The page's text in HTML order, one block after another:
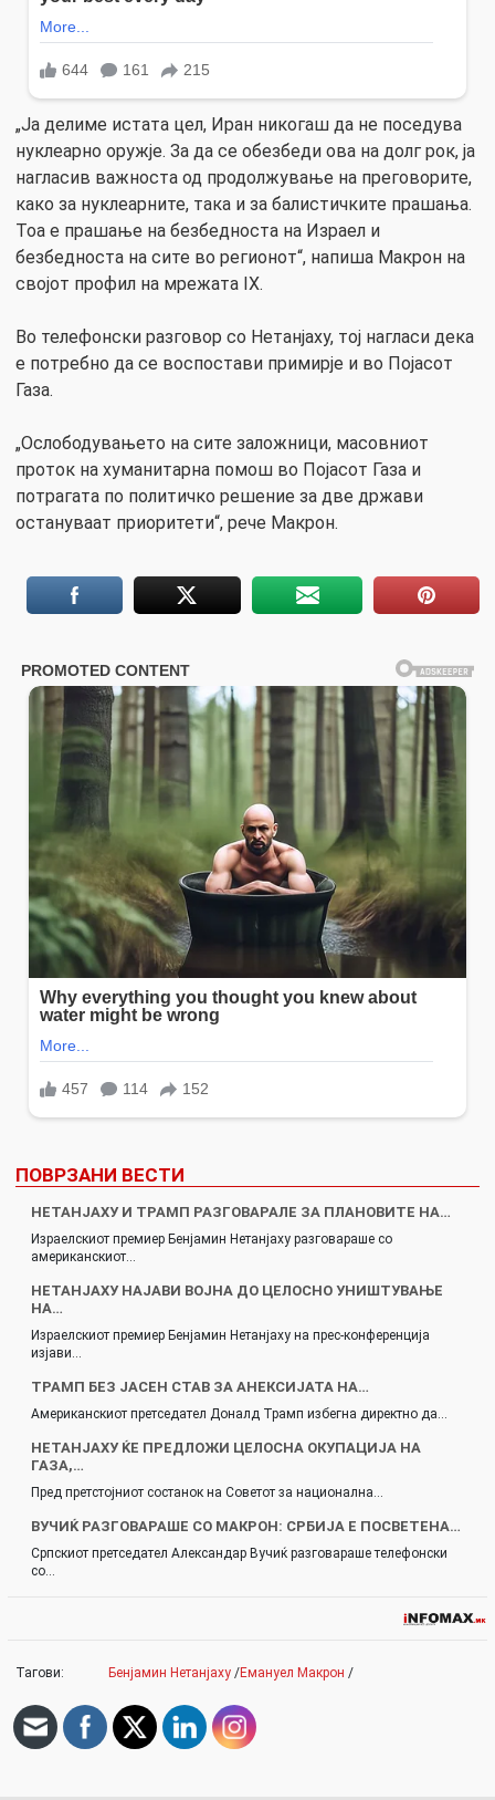
„Ја делиме истата цел, Иран никогаш да не поседува
нуклеарно оружје. За да се обезбеди ова на долг рок, ја
нагласив важноста од продолжување на преговорите,
како за нуклеарните, така и за балистичките прашања.
Тоа е прашање на безбедноста на Израел и
безбедноста на сите во регионот“, напиша Макрон на
својот профил на мрежата IX.
Во телефонски разговор со Нетанјаху, тој нагласи дека
е потребно да се воспостави примирје и во Појасот
Газа.
„Ослободувањето на сите заложници, масовниот
проток на хуманитарна помош во Појасот Газа и
потрагата по политичко решение за две држави
остануваат приоритети“, рече Макрон.
ПОВРЗАНИ ВЕСТИ
НЕТАНЈАХУ И ТРАМП РАЗГОВАРАЛЕ ЗА ПЛАНОВИТЕ НА…
Израелскиот премиер Бенјамин Нетанјаху разговараше со
американскиот…
НЕТАНЈАХУ НАЈАВИ ВОЈНА ДО ЦЕЛОСНО УНИШТУВАЊЕ
НА…
Израелскиот премиер Бенјамин Нетанјаху на прес-конференција
изјави…
ТРАМП БЕЗ ЈАСЕН СТАВ ЗА АНЕКСИЈАТА НА…
Американскиот претседател Доналд Трамп избегна директно да…
НЕТАНЈАХУ ЌЕ ПРЕДЛОЖИ ЦЕЛОСНА ОКУПАЦИЈА НА
ГАЗА,…
Пред претстојниот состанок на Советот за национална…
ВУЧИЌ РАЗГОВАРАШЕ СО МАКРОН: СРБИЈА Е ПОСВЕТЕНА…
Српскиот претседател Александар Вучиќ разговараше телефонски
со…
Тагови: Бенјамин Нетанјаху /Емануел Макрон /